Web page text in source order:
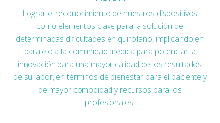
Lograr el reconocimiento de nuestros dispositivos
como elementos clave para la solución de
determinadas dificultades en quirófano, implicando en
paralelo a la comunidad médica para potenciar la
innovación para una mayor calidad de los resultados
de su labor, en términos de bienestar para el paciente y
de mayor comodidad y recursos para los
profesionales.